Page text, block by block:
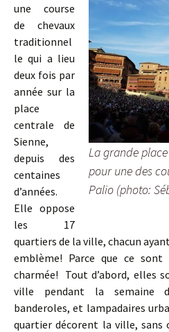
La grande
pour une des
Palio (photo:
une course
de chevaux
traditionnel
le qui a lieu
deux fois par
année sur la
place
centrale de
Sienne,
depuis des
centaines
d’années.
Elle oppose
les 17
quartiers de la ville, chacun
emblème! Parce que ce sont
charmée! Tout d’abord, elles
ville pendant la semaine
banderoles, et lampadaires
quartier décorent la ville, sans